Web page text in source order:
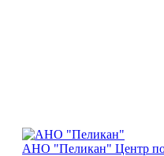
АНО "Пеликан" Центр